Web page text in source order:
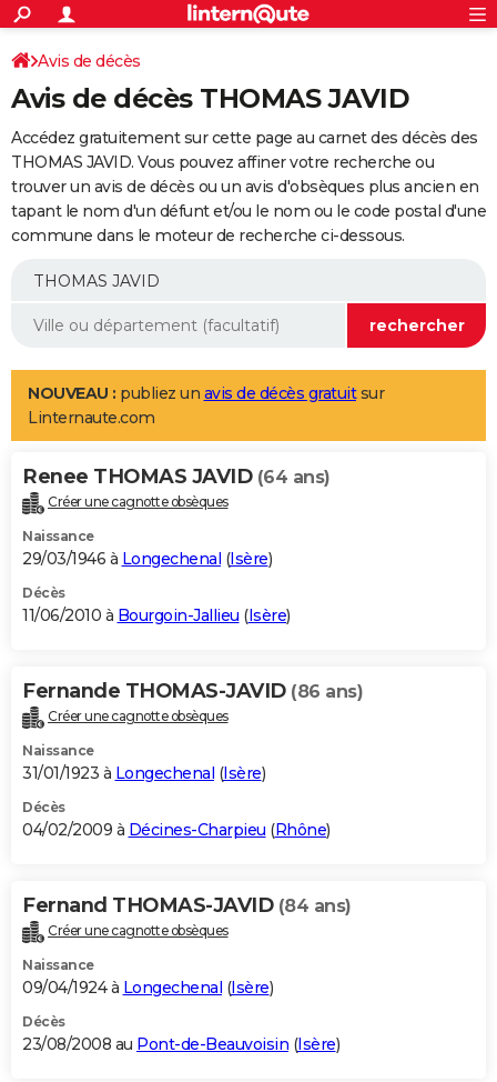
ACTUALITÉS
Politique
Société
Faits Divers
Education
Monde
Villes
+
SPORT
Coupe du monde 2026
Football
Tennis
Cyclisme
Rugby
Forum
Programme TV
TNT
Streaming
Cinéma
Sorties cinéma
Musique
+
FINANCE
Retraite
Epargne
Immobilier
Risques naturels par ville
Assurance
AUTO
Essais
Réserver un essai
Citadines
Berlines
SUV
Forum auto
+
Mobiles
Meilleur smartphone
Internet
Ordinateurs
Jeux vidéo
Guide high-tech
Aménagement intérieur
LIFESTYLE
Art de vivre
Bien-être
Loisirs
Mode
Modes de vie
Alimentation
Guide de la santé
Maladies
Médicaments
Sommeil
VOYAGE
Destinations
City break
Voyage nature
Voyage de noces
Forum
Climat
+PHOTO
GUIDES D'ACHAT
BONS PLANS
Carte de Noël
Carte Bonne année
Carte Saint-Valentin
Carte Pâques
Carte d'anniversaire
DICTIONNAIRE
Dictionnaire
Biographies
Citations
Expressions
Proverbes
PROGRAMME TV
S'inscrire
Se connecter
Lycées
Collèges
Primaires
Universités
Entreprises
Service militaire
Avis de recherche
AVIS DE DÉCÈS
Bricolage
Lifestyle
Culture
Sport
Auto
Television
Voyage
Cinema
Avis de décès
Avis de décès THOMAS JAVID
Accédez gratuitement sur cette page au carnet des décès des
THOMAS JAVID. Vous pouvez affiner votre recherche ou
trouver un avis de décès ou un avis d'obsèques plus ancien en
tapant le nom d'un défunt et/ou le nom ou le code postal d'une
commune dans le moteur de recherche ci-dessous.
NOUVEAU : publiez un avis de décès gratuitsur
Linternaute.com
Renee THOMAS JAVID (64 ans)
Créer une cagnotte obsèques
Naissance
29/03/1946 à Longechenal (Isère)
Décès
11/06/2010 à Bourgoin-Jallieu (Isère)
Fernande THOMAS-JAVID (86 ans)
Créer une cagnotte obsèques
Naissance
31/01/1923 à Longechenal (Isère)
Décès
04/02/2009 à Décines-Charpieu (Rhône)
Fernand THOMAS-JAVID (84 ans)
Créer une cagnotte obsèques
Naissance
09/04/1924 à Longechenal (Isère)
Décès
23/08/2008 au Pont-de-Beauvoisin (Isère)